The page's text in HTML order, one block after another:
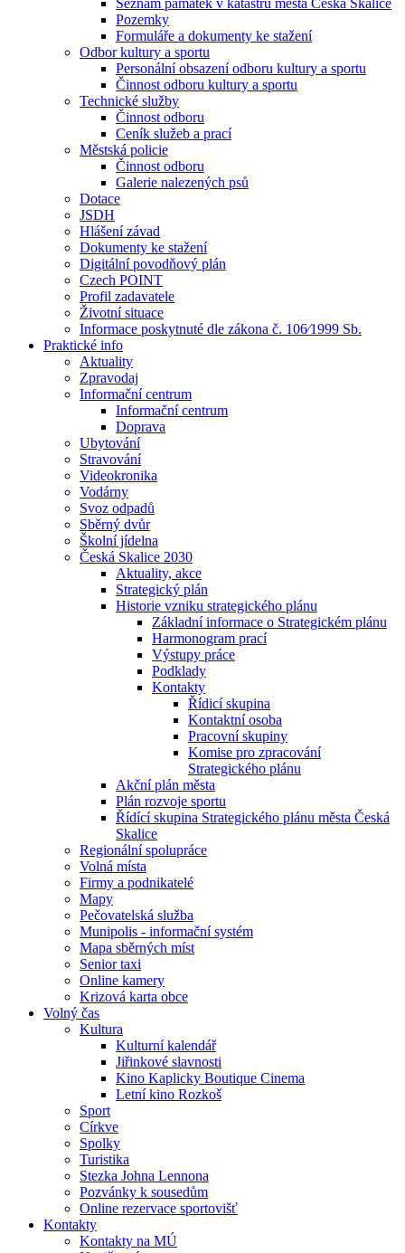
Seznam památek v katastru města Česká Skalice
Pozemky
Formuláře a dokumenty ke stažení
Odbor kultury a sportu
Personální obsazení odboru kultury a sportu
Činnost odboru kultury a sportu
Technické služby
Činnost odboru
Ceník služeb a prací
Městská policie
Činnost odboru
Galerie nalezených psů
Dotace
JSDH
Hlášení závad
Dokumenty ke stažení
Digitální povodňový plán
Czech POINT
Profil zadavatele
Životní situace
Informace poskytnuté dle zákona č. 106⁄1999 Sb.
Praktické info
Aktuality
Zpravodaj
Informační centrum
Informační centrum
Doprava
Ubytování
Stravování
Videokronika
Vodárny
Svoz odpadů
Sběrný dvůr
Školní jídelna
Česká Skalice 2030
Aktuality, akce
Strategický plán
Historie vzniku strategického plánu
Základní informace o Strategickém plánu
Harmonogram prací
Výstupy práce
Podklady
Kontakty
Řídicí skupina
Kontaktní osoba
Pracovní skupiny
Komise pro zpracování
Strategického plánu
Akční plán města
Plán rozvoje sportu
Řídící skupina Strategického plánu města Česká
Skalice
Regionální spolupráce
Volná místa
Firmy a podnikatelé
Mapy
Pečovatelská služba
Munipolis - informační systém
Mapa sběrných míst
Senior taxi
Online kamery
Krizová karta obce
Volný čas
Kultura
Kulturní kalendář
Jiřinkové slavnosti
Kino Kaplicky Boutique Cinema
Letní kino Rozkoš
Sport
Církve
Spolky
Turistika
Stezka Johna Lennona
Pozvánky k sousedům
Online rezervace sportovišť
Kontakty
Kontakty na MÚ